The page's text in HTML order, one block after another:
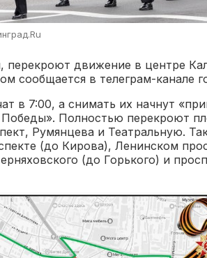
перекроют движение в центре
сообщается в телеграм-канале
в 7:00, а снимать их начнут
Победы». Полностью перекроют
Румянцева и Театральную.
(до Кирова), Ленинском
(до Горького) и